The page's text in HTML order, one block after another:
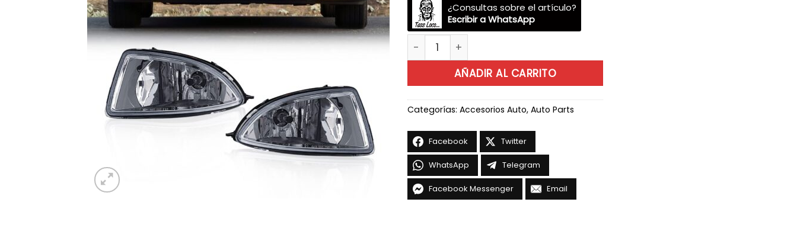
¿Consultas sobre el artículo?
Escribir a WhatsApp
Halogenas Honda Civic 04 - 05 cantidad
AÑADIR AL CARRITO
Categorías: Accesorios Auto, Auto Parts
Facebook Twitter
WhatsApp Telegram
Facebook Messenger Email